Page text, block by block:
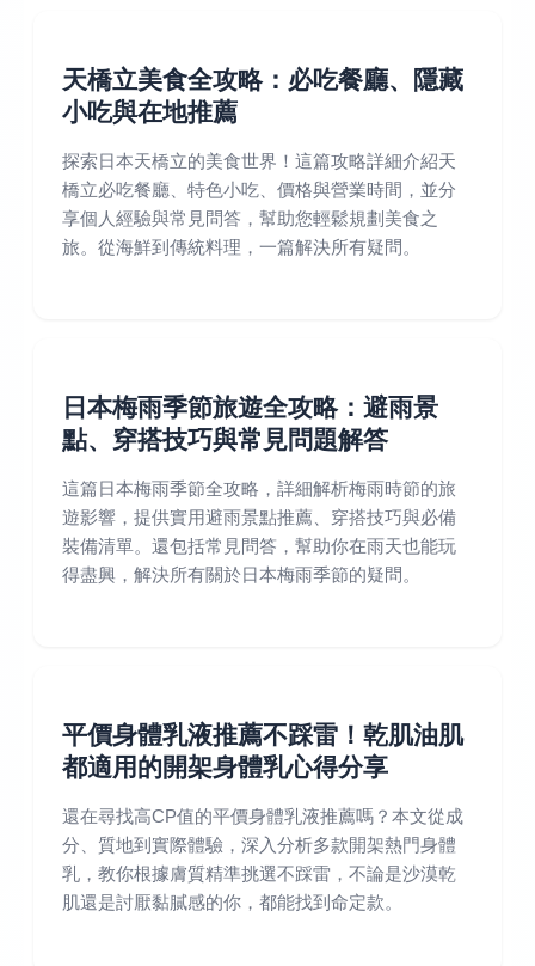
天橋立美食全攻略：必吃餐廳、隱藏
小吃與在地推薦
探索日本天橋立的美食世界！這篇攻略詳細介紹天
橋立必吃餐廳、特色小吃、價格與營業時間，並分
享個人經驗與常見問答，幫助您輕鬆規劃美食之
旅。從海鮮到傳統料理，一篇解決所有疑問。
日本梅雨季節旅遊全攻略：避雨景
點、穿搭技巧與常見問題解答
這篇日本梅雨季節全攻略，詳細解析梅雨時節的旅
遊影響，提供實用避雨景點推薦、穿搭技巧與必備
裝備清單。還包括常見問答，幫助你在雨天也能玩
得盡興，解決所有關於日本梅雨季節的疑問。
平價身體乳液推薦不踩雷！乾肌油肌
都適用的開架身體乳心得分享
還在尋找高CP值的平價身體乳液推薦嗎？本文從成
分、質地到實際體驗，深入分析多款開架熱門身體
乳，教你根據膚質精準挑選不踩雷，不論是沙漠乾
肌還是討厭黏膩感的你，都能找到命定款。